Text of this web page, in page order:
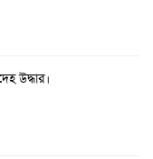
শনাক্ত ২৯৬
উদ্ধার।